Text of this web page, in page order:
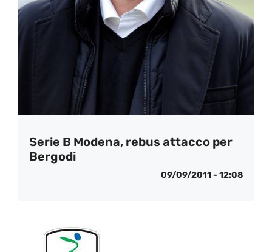
Serie B Modena, rebus attacco per
Bergodi
09/09/2011 - 12:08